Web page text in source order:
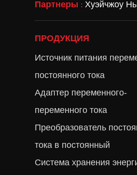
Партнеры : Хуэйчжоу
ПРОДУКЦИЯ
Источник питания
постоянного тока
Адаптер переменного-
переменного тока
Преобразователь
тока в постоянный
Система хранения